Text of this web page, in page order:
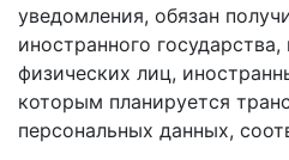
уведомления, обязан
иностранного
физических лиц,
которым планируется
персональных данных,